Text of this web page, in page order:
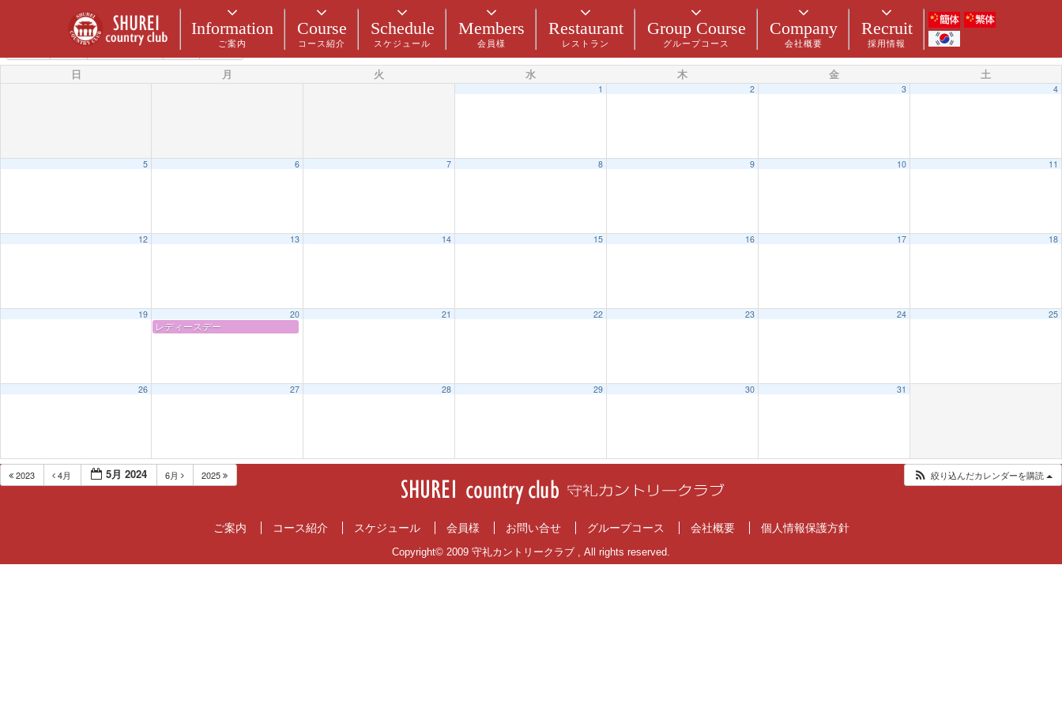
Information
ご案内
Course
コース紹介
Schedule
スケジュール
Members
会員様
Restaurant
レストラン
Group Course
グループコース
Company
会社概要
Recruit
採用情報
カテゴリー
5月 2024 6月 2025
日 月 火 水 木 金 土
1 2 3 4
5 6 7 8 9 10 11
12 13 14 15 16 17 18
19 20
レディースデー
21 22 23 24 25
26 27 28 29 30 31
2023 4月 5月 2024 6月 2025 絞り込んだカレンダーを購読
ご案内 コース紹介 スケジュール 会員様 お問い合せ グループコース 会社概要 個人情報保護方針
Copyright© 2009 守礼カントリークラブ , All rights reserved.